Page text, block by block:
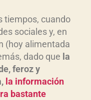
tiempos, cuando
sociales y, en
(hoy alimentada
dado que la
feroz y
la información
bastante